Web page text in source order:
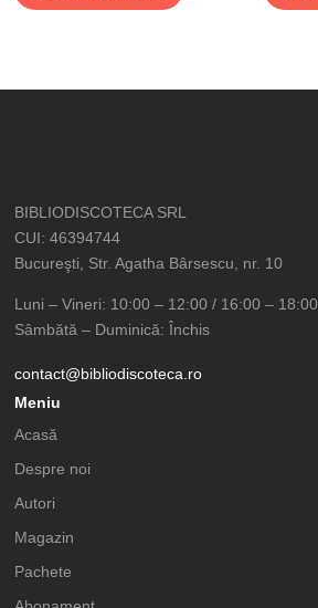
BIBLIODISCOTECA SRL
CUI: 46394744
Bucureşti, Str. Agatha Bârsescu, nr. 10
Luni – Vineri: 10:00 – 12:00 / 16:00 – 18:00
Sâmbătă – Duminică: Închis
contact@bibliodiscoteca.ro
Meniu
Acasă
Despre noi
Autori
Magazin
Pachete